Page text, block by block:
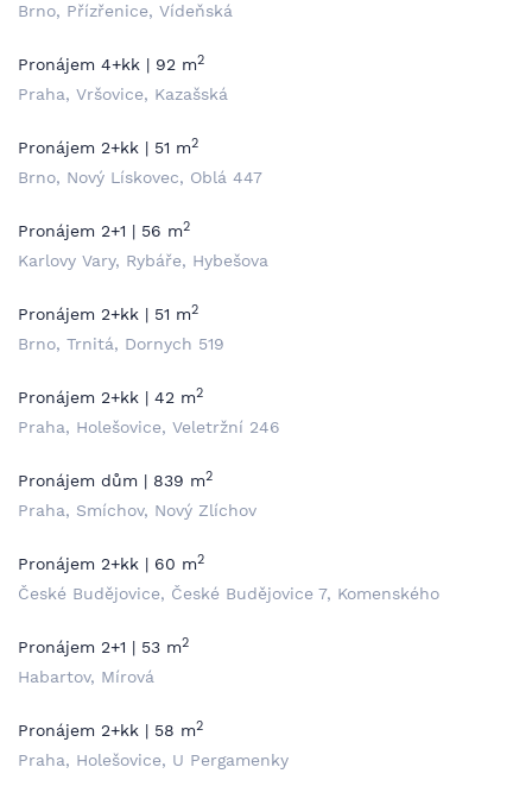
Brno, Přízřenice, Vídeňská
Pronájem 4+kk | 92 m2
Praha, Vršovice, Kazašská
Pronájem 2+kk | 51 m2
Brno, Nový Lískovec, Oblá 447
Pronájem 2+1 | 56 m2
Karlovy Vary, Rybáře, Hybešova
Pronájem 2+kk | 51 m2
Brno, Trnitá, Dornych 519
Pronájem 2+kk | 42 m2
Praha, Holešovice, Veletržní 246
Pronájem dům | 839 m2
Praha, Smíchov, Nový Zlíchov
Pronájem 2+kk | 60 m2
České Budějovice, České Budějovice 7, Komenského
Pronájem 2+1 | 53 m2
Habartov, Mírová
Pronájem 2+kk | 58 m2
Praha, Holešovice, U Pergamenky